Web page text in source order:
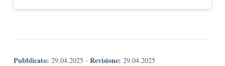
Pubblicato: 29.04.2025 - Revisione: 29.04.2025